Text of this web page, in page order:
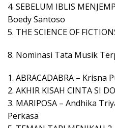
4. SEBELUM IBLIS
Boedy Santoso
5. THE SCIENCE OF
8. Nominasi Tata Musik
1. ABRACADABRA – Krisna
2. AKHIR KISAH CINTA SI
3. MARIPOSA – Andhika
Perkasa